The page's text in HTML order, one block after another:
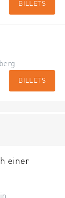
BILLETS
BILLETS
einer